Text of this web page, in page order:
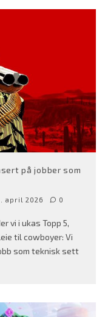
på jobber som
april 2026 0
vi i ukas Topp 5,
til cowboyer: Vi
som teknisk sett